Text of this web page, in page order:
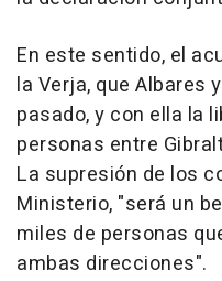
En este sentido, el
la Verja, que Albares
pasado, y con ella la
personas entre
La supresión de los
Ministerio, "será un
miles de personas
ambas direcciones".